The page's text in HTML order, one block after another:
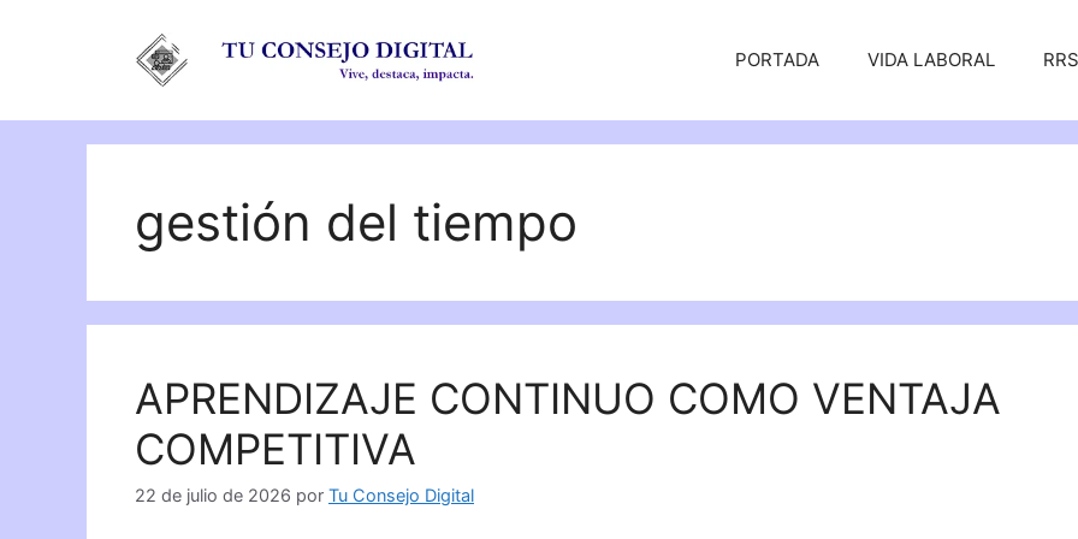
PORTADA VIDA LABORAL
gestión del tiempo
APRENDIZAJE CONTINUO COMO VENTAJA
COMPETITIVA
22 de julio de 2026 por Tu Consejo Digital